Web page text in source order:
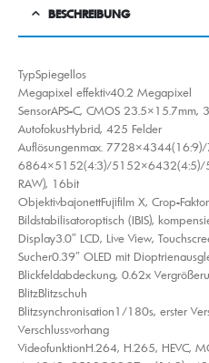
BESCHREIBUNG
TypSpiegellos
Megapixel effektiv40.2 Megapixel
SensorAPS-C, CMOS 23.5×15.7mm,
AutofokusHybrid, 425 Felder
Auflösungenmax.
6864×5152(4:3)/​5152×6432(4:5)/​
RAW), 16bit
ObjektivbajonettFujifilm X, Crop-
Bildstabilisatoroptisch (IBIS),
Display3.0″ LCD, Live View,
Sucher0.39″ OLED mit
Blickfeldabdeckung, 0.62x
BlitzBlitzschuh
Blitzsynchronisation1/​180s, erster
Verschlussvorhang
VideofunktionH.264, H.265, HEVC,